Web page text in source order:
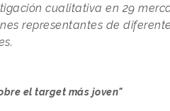
cualitativa en 29
representantes de
el target más joven"